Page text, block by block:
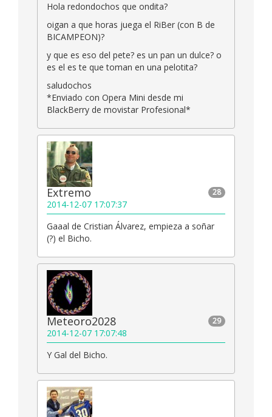
Hola redondochos que ondita?
oigan a que horas juega el RiBer (con B de
BICAMPEON)?
y que es eso del pete? es un pan un dulce? o
es el es te que toman en una pelotita?
saludochos
*Enviado con Opera Mini desde mi
BlackBerry de movistar Profesional*
28
Extremo
2014-12-07 17:07:37
Gaaal de Cristian Álvarez, empieza a soñar
(?) el Bicho.
29
Meteoro2028
2014-12-07 17:07:48
Y Gal del Bicho.